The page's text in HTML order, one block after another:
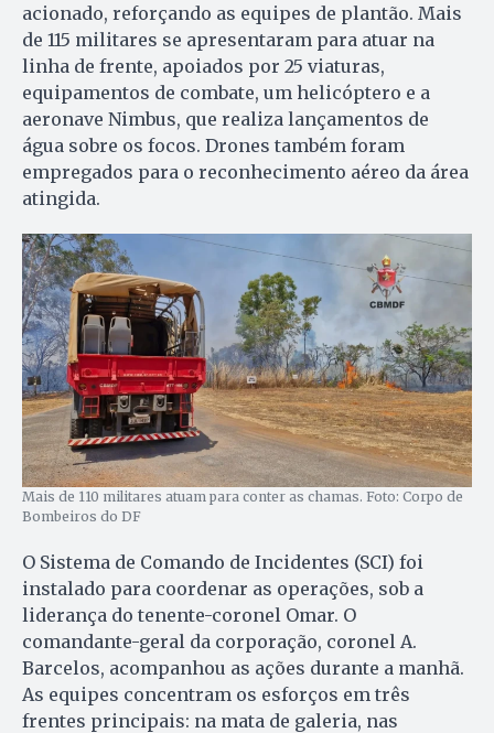
acionado, reforçando as equipes de plantão. Mais
de 115 militares se apresentaram para atuar na
linha de frente, apoiados por 25 viaturas,
equipamentos de combate, um helicóptero e a
aeronave Nimbus, que realiza lançamentos de
água sobre os focos. Drones também foram
empregados para o reconhecimento aéreo da área
atingida.
Mais de 110 militares atuam para conter as chamas. Foto: Corpo de
Bombeiros do DF
O Sistema de Comando de Incidentes (SCI) foi
instalado para coordenar as operações, sob a
liderança do tenente-coronel Omar. O
comandante-geral da corporação, coronel A.
Barcelos, acompanhou as ações durante a manhã.
As equipes concentram os esforços em três
frentes principais: na mata de galeria, nas